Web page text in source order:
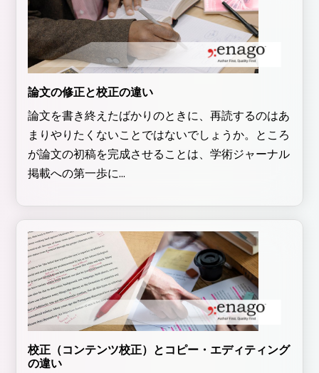
論文の修正と校正の違い
論文を書き終えたばかりのときに、再読するのはあ
まりやりたくないことではないでしょうか。ところ
が論文の初稿を完成させることは、学術ジャーナル
掲載への第一歩に...
校正（コンテンツ校正）とコピー・エディティング
の違い